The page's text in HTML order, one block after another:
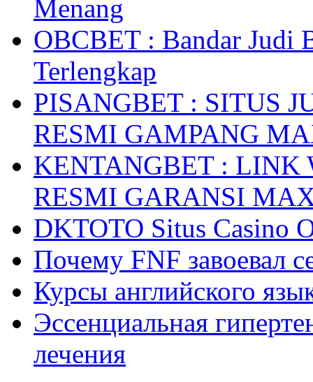
Menang
OBCBET : Bandar Judi
Terlengkap
PISANGBET : SITUS
RESMI GAMPANG
KENTANGBET : LINK
RESMI GARANSI
DKTOTO Situs Casino
Почему FNF завоевал
Курсы английского
Эссенциальная
лечения